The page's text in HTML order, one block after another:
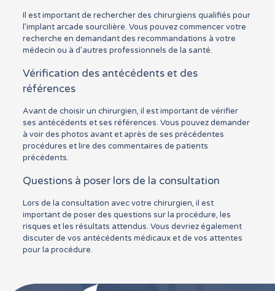
Il est important de rechercher des chirurgiens qualifiés pour
l’implant arcade sourcilière. Vous pouvez commencer votre
recherche en demandant des recommandations à votre
médecin ou à d’autres professionnels de la santé.
Vérification des antécédents et des
références
Avant de choisir un chirurgien, il est important de vérifier
ses antécédents et ses références. Vous pouvez demander
à voir des photos avant et après de ses précédentes
procédures et lire des commentaires de patients
précédents.
Questions à poser lors de la consultation
Lors de la consultation avec votre chirurgien, il est
important de poser des questions sur la procédure, les
risques et les résultats attendus. Vous devriez également
discuter de vos antécédents médicaux et de vos attentes
pour la procédure.